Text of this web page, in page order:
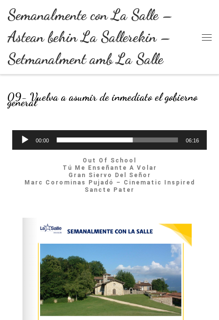
Skip to content
Semanalmente con La Salle –
Astean behin La Sallerekin –
Setmanalment amb La Salle
09- Vuelva a asumir de inmediato el gobierno
general
Reproductor
00:00 06:16
Out Of School
Tú Me Enseñante A Volar
Gran Siervo Del Señor
Marc Corominas Pujadó – Cinematic Inspired
Sancte Pater